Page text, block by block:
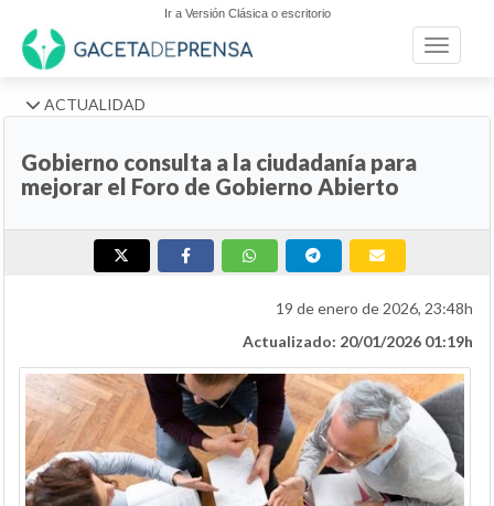
Ir a Versión Clásica o escritorio
Toggle
ACTUALIDAD
Gobierno consulta a la ciudadanía para
mejorar el Foro de Gobierno Abierto
19 de enero de 2026, 23:48h
Actualizado: 20/01/2026 01:19h